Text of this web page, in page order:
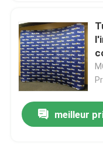
meilleur